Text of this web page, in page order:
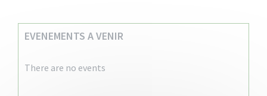
EVENEMENTS A VENIR
There are no events